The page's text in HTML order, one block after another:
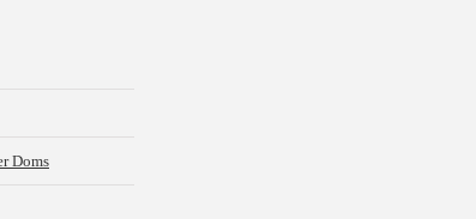
Doms